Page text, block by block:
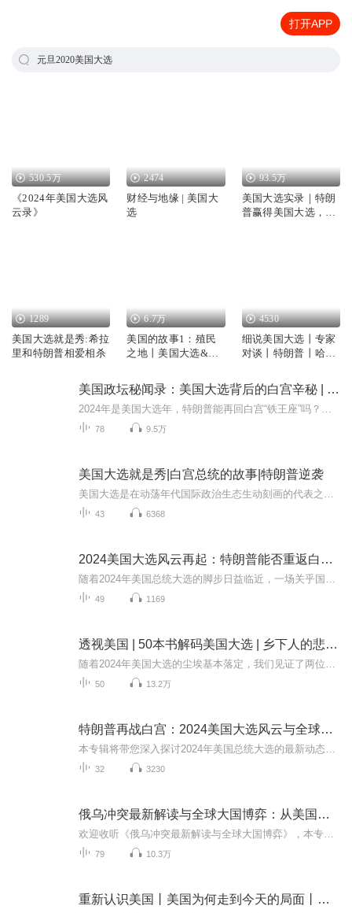
打开APP
元旦2020美国大选
530.5万
《2024年美国大选风
云录》
2474
财经与地缘 | 美国大
选
93.5万
美国大选实录｜特朗
普赢得美国大选，当
1289
美国大选就是秀:希拉
里和特朗普相爱相杀
6.7万
美国的故事1：殖民
之地丨美国大选&白
4530
细说美国大选丨专家
对谈丨特朗普丨哈里
美国政坛秘闻录：美国大选背后的白宫辛秘 | 特朗普
78 9.5万
美国大选就是秀|白宫总统的故事|特朗普逆袭
43 6368
2024美国大选风云再起：特朗普能否重返白宫？
49 1169
透视美国 | 50本书解码美国大选 | 乡下人的悲歌 | 特朗普赢得美国大选，当选总统！特朗普VS哈里斯背后的政治历史背景
50 13.2万
特朗普再战白宫：2024美国大选风云与全球影响深度解析
32 3230
俄乌冲突最新解读与全球大国博弈：从美国大选到中东局势
79 10.3万
重新认识美国丨美国为何走到今天的局面丨特朗普拜登民主党共和党丨美国大选政治